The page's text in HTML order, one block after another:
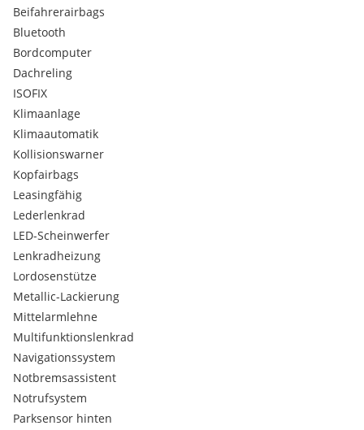
Beifahrerairbags
Bluetooth
Bordcomputer
Dachreling
ISOFIX
Klimaanlage
Klimaautomatik
Kollisionswarner
Kopfairbags
Leasingfähig
Lederlenkrad
LED-Scheinwerfer
Lenkradheizung
Lordosenstütze
Metallic-Lackierung
Mittelarmlehne
Multifunktionslenkrad
Navigationssystem
Notbremsassistent
Notrufsystem
Parksensor hinten